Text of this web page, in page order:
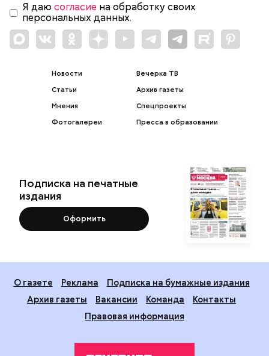
Я даю согласие на обработку своих
персональных данных.
Новости
Статьи
Мнения
Фотогалереи
Вечерка ТВ
Архив газеты
Спецпроекты
Пресса в образовании
Подписка на печатные
издания
Оформить
О газете Реклама
Подписка на бумажные издания
Архив газеты
Вакансии Команда
Контакты
Правовая информация